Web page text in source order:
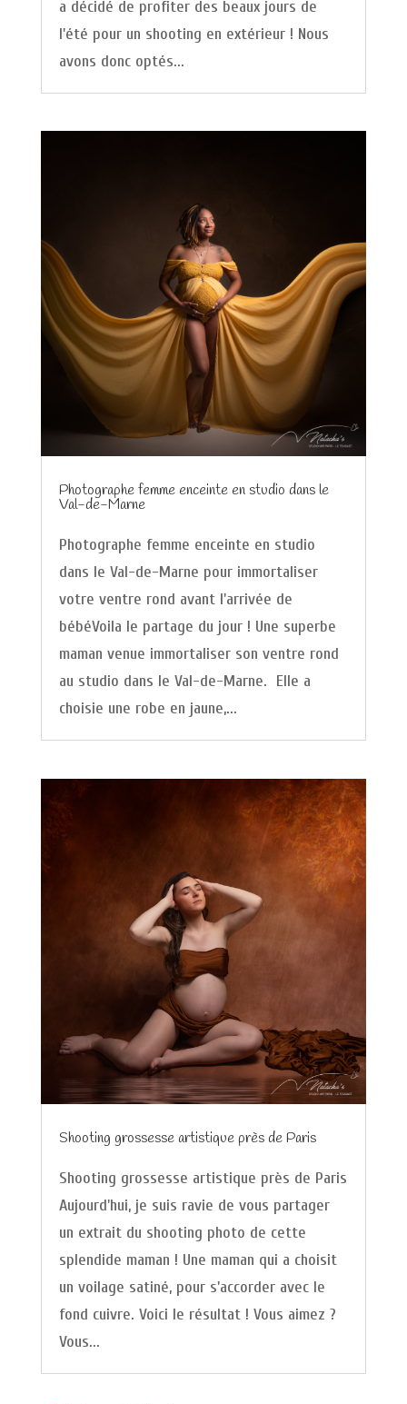
a décidé de profiter des beaux jours de
l'été pour un shooting en extérieur ! Nous
avons donc optés...
Photographe femme enceinte en studio dans le
Val-de-Marne
Photographe femme enceinte en studio
dans le Val-de-Marne pour immortaliser
votre ventre rond avant l'arrivée de
bébéVoila le partage du jour ! Une superbe
maman venue immortaliser son ventre rond
au studio dans le Val-de-Marne. Elle a
choisie une robe en jaune,...
Shooting grossesse artistique près de Paris
Shooting grossesse artistique près de Paris
Aujourd'hui, je suis ravie de vous partager
un extrait du shooting photo de cette
splendide maman ! Une maman qui a choisit
un voilage satiné, pour s'accorder avec le
fond cuivre. Voici le résultat ! Vous aimez ?
Vous...